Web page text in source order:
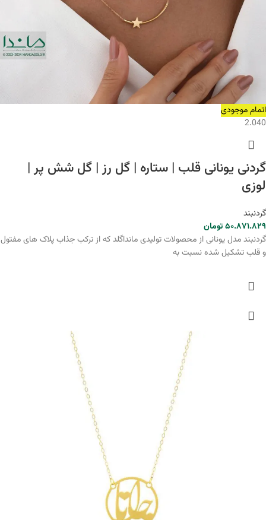
اتمام موجودی
2.040
گردنی یونانی قلب | ستاره | گل رز | گل شش پر |
لوزی
گردنبند
۵۰.۸۷۱.۸۲۹تومان
گردنبند مدل یونانی از محصولات تولیدی مانداگلد که از ترکب جذاب پلاک های مفتول
و قلب تشکیل شده نسبت به